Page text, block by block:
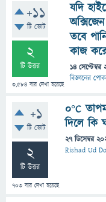
+11
টি ভোট
2
টি উত্তর
3,584 বার দেখা হয়েছে
যদি
তবে
কাজ
14
বিজ্ঞানের
+1
টি ভোট
2
টি উত্তর
703 বার দেখা হয়েছে
0°C
দিলে কি
27 ডিসেম্বর
Rishad Ud